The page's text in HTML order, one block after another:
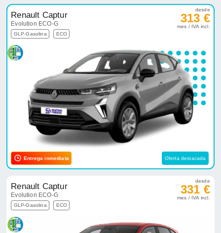
Renault Captur
Evolution ECO-G
GLP-Gasolina ECO
desde
313 €
mes / IVA incl.
Entrega inmediata Oferta destacada
Renault Captur
Evolution ECO-G
GLP-Gasolina ECO
desde
331 €
mes / IVA incl.